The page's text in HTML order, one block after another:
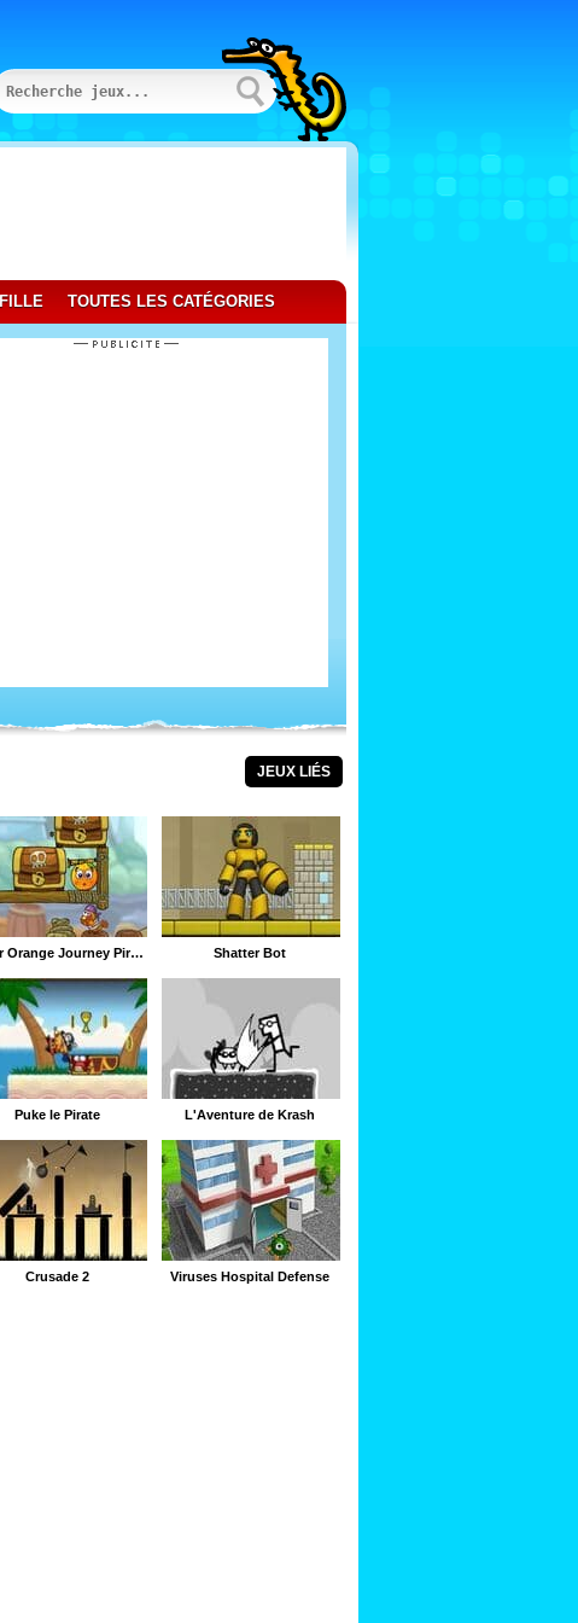
FILLE TOUTES LES CATÉGORIES
JEUX LIÉS
Cover Orange Journey Pirates Shatter Bot
Puke le Pirate L'Aventure de Krash
Crusade 2 Viruses Hospital Defense